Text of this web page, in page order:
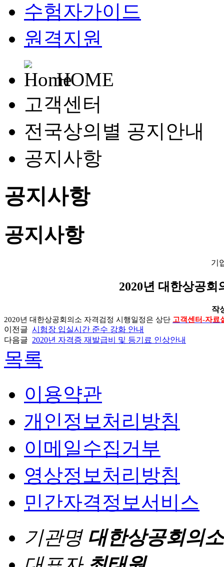
수험자가이드
원격지원
HOME
고객센터
전국상의별 공지안내
공지사항
공지사항
공지사항
기
2020년 대한상공
작
2020년 대한상공회의소 자격검정 시행일정은 상단 고객센터-자료
이전글 시험장 입실시간 준수 강화 안내
다음글 2020년 자격증 재발급비 및 등기료 인상안내
목록
이용약관
개인정보처리방침
이메일수집거부
영상정보처리방침
민간자격정보서비스
기관명 대한상공회의소